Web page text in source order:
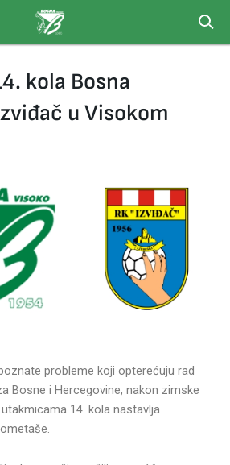
kola Bosna
u Visokom
probleme koji opterećuju rad
Bosne i Hercegovine, nakon zimske
14. kola nastavlja